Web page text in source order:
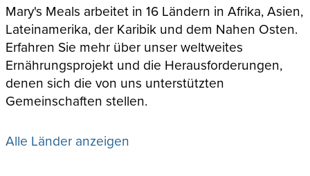
Mary's Meals arbeitet in 16 Ländern in Afrika, Asien,
Lateinamerika, der Karibik und dem Nahen Osten.
Erfahren Sie mehr über unser weltweites
Ernährungsprojekt und die Herausforderungen,
denen sich die von uns unterstützten
Gemeinschaften stellen.
Alle Länder anzeigen